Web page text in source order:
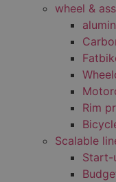
wheel &
Rim
Scalable
Start-